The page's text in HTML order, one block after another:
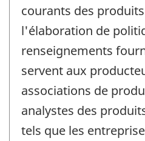
courants des
l'élaboration de
renseignements
servent aux
associations de
analystes des
tels que les